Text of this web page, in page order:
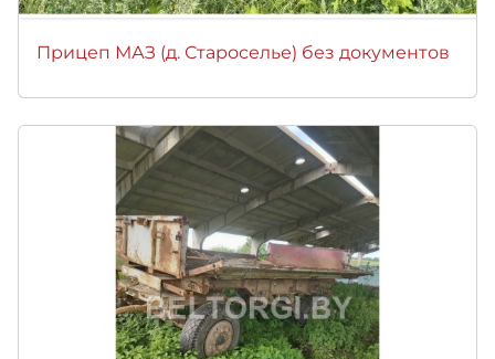
Прицеп МАЗ (д. Староселье) без документов